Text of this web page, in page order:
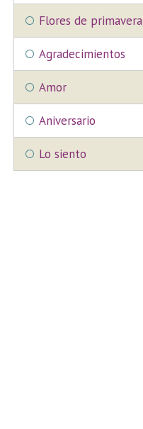
Flores de primavera
Agradecimientos
Amor
Aniversario
Lo siento